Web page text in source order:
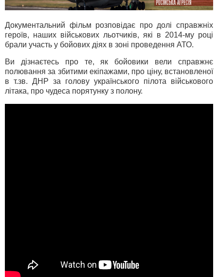
Документальний фільм розповідає про долі справжніх
героїв, наших військових льотчиків, які в 2014-му році
брали участь у бойових діях в зоні проведення АТО.
Ви дізнаєтесь про те, як бойовики вели справжнє
полювання за збитими екіпажами, про ціну, встановленої
в т.зв. ДНР за голову українського пілота військового
літака, про чудеса порятунку з полону.